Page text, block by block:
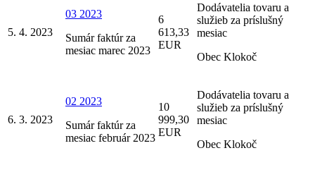
5. 4. 2023
03 2023
Sumár faktúr za
mesiac marec 2023
6
613,33
EUR
Dodávatelia tovaru a
služieb za príslušný
mesiac
Obec Klokoč
6. 3. 2023
02 2023
Sumár faktúr za
mesiac február 2023
10
999,30
EUR
Dodávatelia tovaru a
služieb za príslušný
mesiac
Obec Klokoč